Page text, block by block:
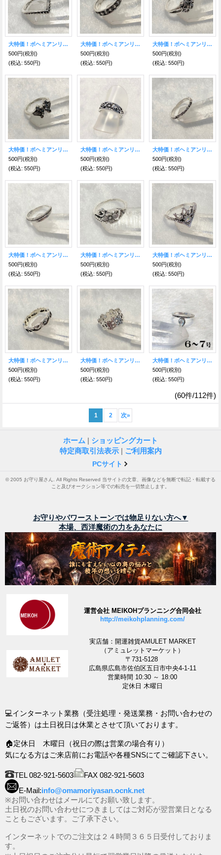
大特価！ボヘミアンリング CC
500円(税別)
(税込: 550円)
大特価！ボヘミアンリング BB
500円(税別)
(税込: 550円)
大特価！ボヘミアンリング AA
500円(税別)
(税込: 550円)
大特価！ボヘミアンリング Z
500円(税別)
(税込: 550円)
大特価！ボヘミアンリング Y
500円(税別)
(税込: 550円)
大特価！ボヘミアンリング W
500円(税別)
(税込: 550円)
大特価！ボヘミアンリング X
500円(税別)
(税込: 550円)
大特価！ボヘミアンリング T
500円(税別)
(税込: 550円)
大特価！ボヘミアンリング R
500円(税別)
(税込: 550円)
大特価！ボヘミアンリング P
500円(税別)
(税込: 550円)
大特価！ボヘミアンリング O
500円(税別)
(税込: 550円)
大特価！ボヘミアンリング N
500円(税別)
(税込: 550円)
(60件/112件)
1 2 次»
ホーム | ショッピングカート
特定商取引法表示 | ご利用案内
PCサイト
© 2005 お守り屋さん. All Rights Reserved 当サイトの文章、画像などを無断で転記・転載する
こと及びオークション等での転売を一切禁止します。
お守りやパワーストーンでは物足りない方へ▼
本場、西洋魔術の力をあなたに
運営会社 MEIKOHプランニング合同会社
http://meikohplanning.com/
実店舗：開運雑貨AMULET MARKET
（アミュレットマーケット）
〒731-5128
広島県広島市佐伯区五日市中央4-1-11
営業時間 10:30 ～ 18:00
定休日 木曜日
💻インターネット業務（受注処理・発送業務・お問い合わせの
ご返答）は土日祝日は休業とさせて頂いております。
🏠定休日 木曜日（祝日の際は営業の場合有り）
気になる方はご来店前にお電話や各種SNSにてご確認下さい。
TEL 082-921-5603
FAX 082-921-5603
E-Mail:info@omamoriyasan.ocnk.net
※お問い合わせはメールにてお願い致します。
土日祝のお問い合わせにつきましてはご対応が翌営業日となる
こともございます。ご了承下さい。
インターネットでのご注文は２４時間３６５日受付しておりま
す。